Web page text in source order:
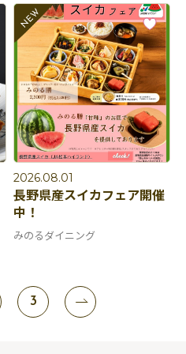
2026.08.01
長野県産スイカフェア開催
中！
みのるダイニング
3